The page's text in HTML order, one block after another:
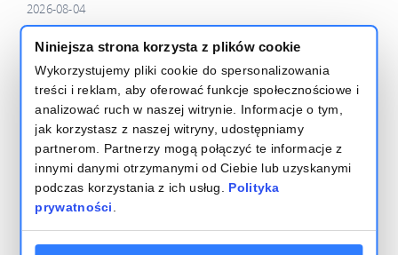
Niniejsza strona korzysta z plików cookie
Wykorzystujemy pliki cookie do spersonalizowania
treści i reklam, aby oferować funkcje społecznościowe i
analizować ruch w naszej witrynie. Informacje o tym,
jak korzystasz z naszej witryny, udostępniamy
partnerom. Partnerzy mogą połączyć te informacje z
innymi danymi otrzymanymi od Ciebie lub uzyskanymi
podczas korzystania z ich usług. Polityka
prywatności
2026-08-04
Wyniki firmy w Twojej kieszeni – cztery nowości
w Base Analytics
2026-07-27
Czytaj więcej – Base Blog
Regulamin